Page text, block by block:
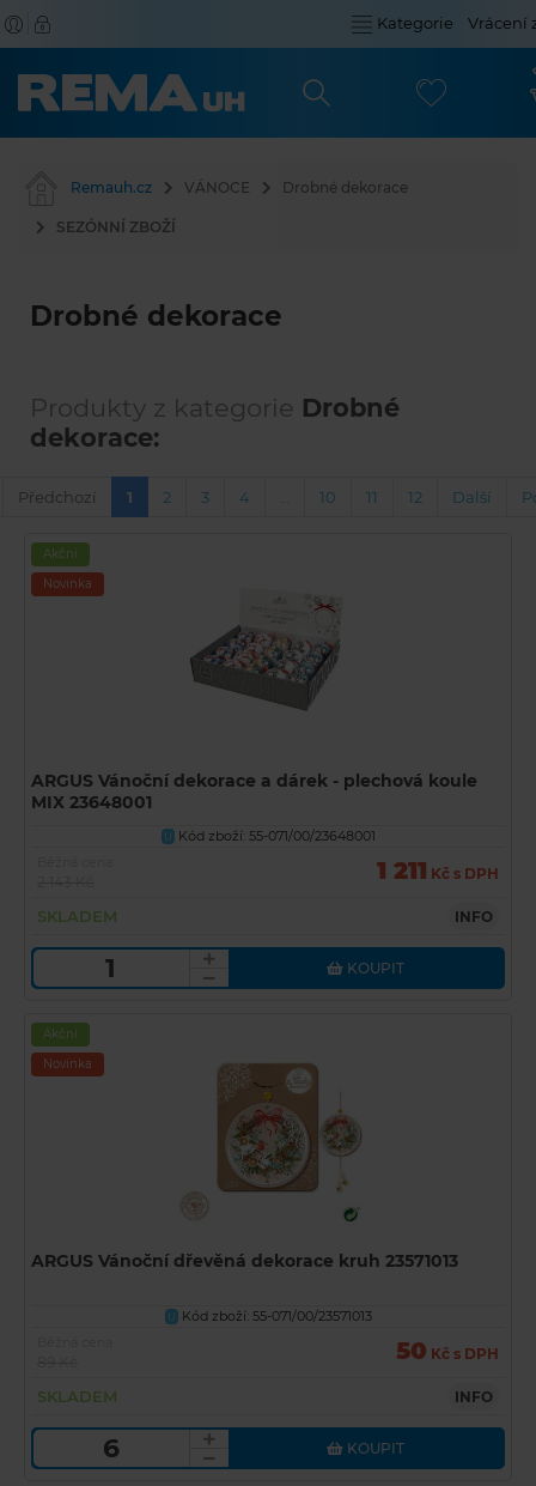
Kategorie Vrácení
Remauh.cz VÁNOCE Drobné dekorace
SEZÓNNÍ ZBOŽÍ
Drobné dekorace
Produkty z kategorie Drobné
dekorace:
Předchozí 1 2 3 4 10 11 12 Další
Akční
Novinka
ARGUS Vánoční dekorace a dárek - plechová koule
MIX 23648001
U Kód zboží: 55-071/00/23648001
1 211 Kč s DPH
SKLADEM INFO
KOUPIT
Akční
Novinka
ARGUS Vánoční dřevěná dekorace kruh 23571013
U Kód zboží: 55-071/00/23571013
50 Kč s DPH
SKLADEM INFO
KOUPIT